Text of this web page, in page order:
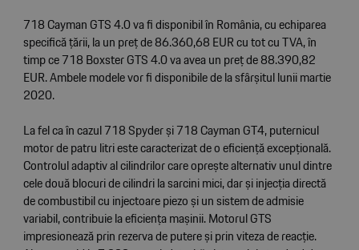
718 Cayman GTS 4.0 va fi disponibil în România, cu echiparea
specifică țării, la un preț de 86.360,68 EUR cu tot cu TVA, în
timp ce 718 Boxster GTS 4.0 va avea un preț de 88.390,82
EUR. Ambele modele vor fi disponibile de la sfârșitul lunii martie
2020.
La fel ca în cazul 718 Spyder și 718 Cayman GT4, puternicul
motor de patru litri este caracterizat de o eficiență excepțională.
Controlul adaptiv al cilindrilor care oprește alternativ unul dintre
cele două blocuri de cilindri la sarcini mici, dar și injecția directă
de combustibil cu injectoare piezo și un sistem de admisie
variabil, contribuie la eficiența mașinii. Motorul GTS
impresionează prin rezerva de putere și prin viteza de reacţie.